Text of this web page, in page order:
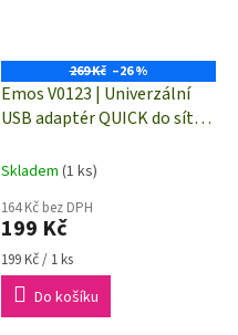
269 Kč –26 %
Emos V0123 | Univerzální
USB adaptér QUICK do sítě
Skladem (1 ks)
164 Kč bez DPH
199 Kč
Měrná
cena:
199 Kč / 1 ks
Do košíku